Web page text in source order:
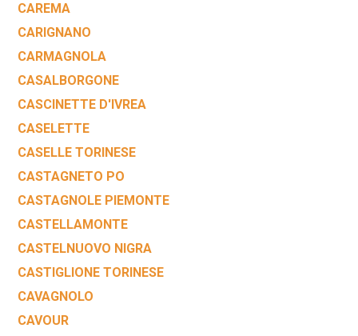
CAREMA
CARIGNANO
CARMAGNOLA
CASALBORGONE
CASCINETTE D'IVREA
CASELETTE
CASELLE TORINESE
CASTAGNETO PO
CASTAGNOLE PIEMONTE
CASTELLAMONTE
CASTELNUOVO NIGRA
CASTIGLIONE TORINESE
CAVAGNOLO
CAVOUR